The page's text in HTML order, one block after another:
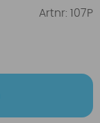
Artnr: 107P